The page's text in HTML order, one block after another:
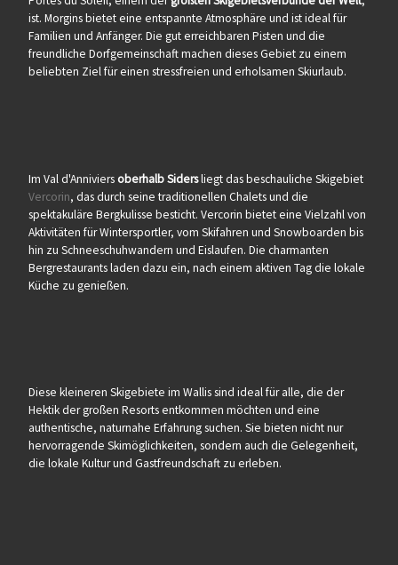
ist. Morgins bietet eine entspannte Atmosphäre und ist ideal für
Familien und Anfänger. Die gut erreichbaren Pisten und die
freundliche Dorfgemeinschaft machen dieses Gebiet zu einem
beliebten Ziel für einen stressfreien und erholsamen Skiurlaub.
Im Val d'Anniviersoberhalb Sidersliegt das beschauliche Skigebiet
Vercorin, das durch seine traditionellen Chalets und die
spektakuläre Bergkulisse besticht. Vercorin bietet eine Vielzahl von
Aktivitäten für Wintersportler, vom Skifahren und Snowboarden bis
hin zu Schneeschuhwandern und Eislaufen. Die charmanten
Bergrestaurants laden dazu ein, nach einem aktiven Tag die lokale
Küche zu genießen.
Diese kleineren Skigebiete im Wallis sind ideal für alle, die der
Hektik der großen Resorts entkommen möchten und eine
authentische, naturnahe Erfahrung suchen. Sie bieten nicht nur
hervorragende Skimöglichkeiten, sondern auch die Gelegenheit,
die lokale Kultur und Gastfreundschaft zu erleben.